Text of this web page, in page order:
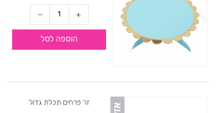
הוספה לסל
זר פרחים תכלת גדול